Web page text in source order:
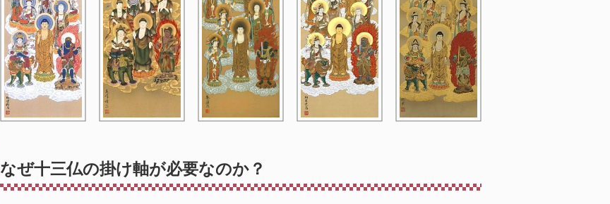
なぜ十三仏の掛け軸が必要なのか？